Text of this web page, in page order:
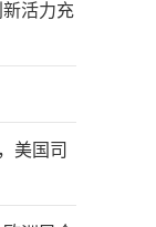
活力充
美国司